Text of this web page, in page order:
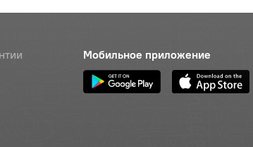
Мобильное приложение